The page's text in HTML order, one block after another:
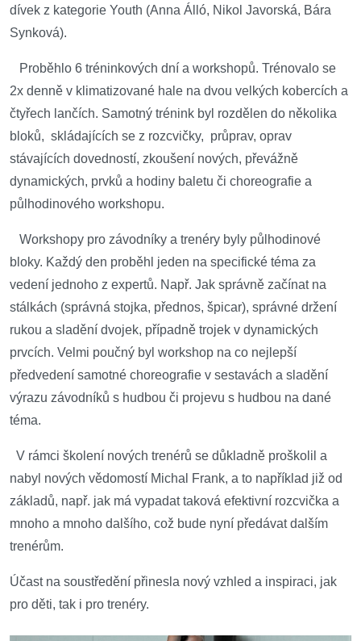
dívek z kategorie Youth (Anna Álló, Nikol Javorská, Bára
Synková).
Proběhlo 6 tréninkových dní a workshopů. Trénovalo se
2x denně v klimatizované hale na dvou velkých kobercích a
čtyřech lančích. Samotný trénink byl rozdělen do několika
bloků, skládajících se z rozcvičky, průprav, oprav
stávajících dovedností, zkoušení nových, převážně
dynamických, prvků a hodiny baletu či choreografie a
půlhodinového workshopu.
Workshopy pro závodníky a trenéry byly půlhodinové
bloky. Každý den proběhl jeden na specifické téma za
vedení jednoho z expertů. Např. Jak správně začínat na
stálkách (správná stojka, přednos, špicar), správné držení
rukou a sladění dvojek, případně trojek v dynamických
prvcích. Velmi poučný byl workshop na co nejlepší
předvedení samotné choreografie v sestavách a sladění
výrazu závodníků s hudbou či projevu s hudbou na dané
téma.
V rámci školení nových trenérů se důkladně proškolil a
nabyl nových vědomostí Michal Frank, a to například již od
základů, např. jak má vypadat taková efektivní rozcvička a
mnoho a mnoho dalšího, což bude nyní předávat dalším
trenérům.
Účast na soustředění přinesla nový vzhled a inspiraci, jak
pro děti, tak i pro trenéry.